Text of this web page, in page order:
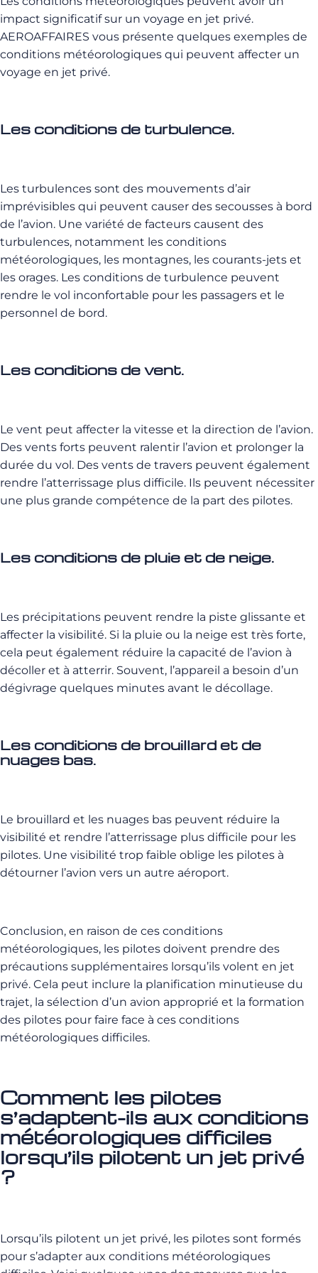
impact significatif sur un voyage en jet privé.
AEROAFFAIRES vous présente quelques exemples de
conditions météorologiques qui peuvent affecter un
voyage en jet privé.
Les conditions de turbulence.
Les turbulences sont des mouvements d’air
imprévisibles qui peuvent causer des secousses à bord
de l’avion. Une variété de facteurs causent des
turbulences, notamment les conditions
météorologiques, les montagnes, les courants-jets et
les orages. Les conditions de turbulence peuvent
rendre le vol inconfortable pour les passagers et le
personnel de bord.
Les conditions de vent.
Le vent peut affecter la vitesse et la direction de l’avion.
Des vents forts peuvent ralentir l’avion et prolonger la
durée du vol. Des vents de travers peuvent également
rendre l’atterrissage plus difficile. Ils peuvent nécessiter
une plus grande compétence de la part des pilotes.
Les conditions de pluie et de neige.
Les précipitations peuvent rendre la piste glissante et
affecter la visibilité. Si la pluie ou la neige est très forte,
cela peut également réduire la capacité de l’avion à
décoller et à atterrir. Souvent, l’appareil a besoin d’un
dégivrage quelques minutes avant le décollage.
Les conditions de brouillard et de
nuages bas.
Le brouillard et les nuages bas peuvent réduire la
visibilité et rendre l’atterrissage plus difficile pour les
pilotes. Une visibilité trop faible oblige les pilotes à
détourner l’avion vers un autre aéroport.
Conclusion, en raison de ces conditions
météorologiques, les pilotes doivent prendre des
précautions supplémentaires lorsqu’ils volent en jet
privé. Cela peut inclure la planification minutieuse du
trajet, la sélection d’un avion approprié et la formation
des pilotes pour faire face à ces conditions
météorologiques difficiles.
Comment les pilotes
s’adaptent-ils aux conditions
météorologiques difficiles
lorsqu’ils pilotent un jet privé
?
Lorsqu’ils pilotent un jet privé, les pilotes sont formés
pour s’adapter aux conditions météorologiques